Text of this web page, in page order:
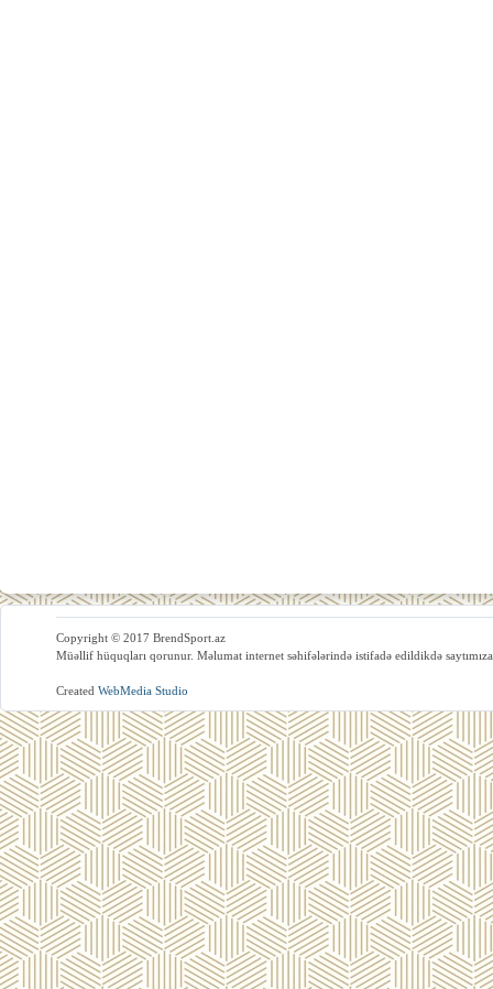
Copyright © 2017 BrendSport.az
Müəllif hüquqları qorunur. Məlumat internet səhifələrində istifadə edildikdə
Created WebMedia Studio